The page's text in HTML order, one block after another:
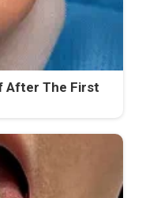
After The First